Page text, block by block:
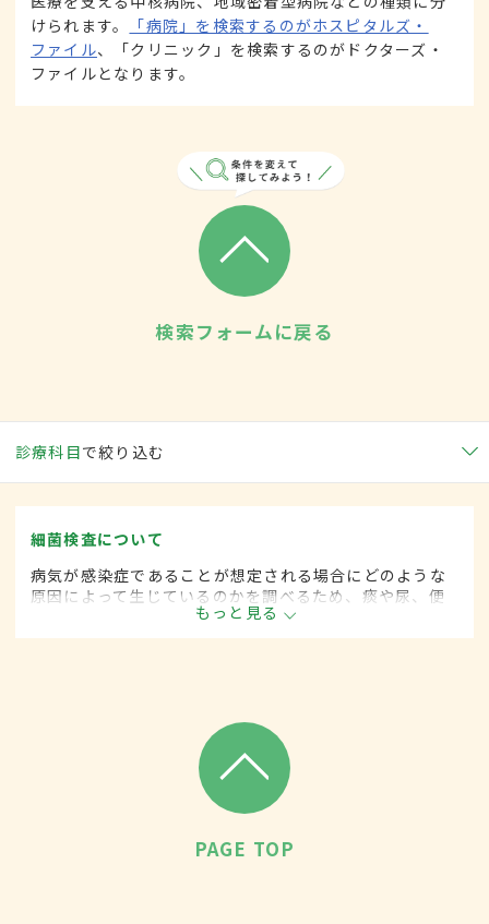
けられます。
「病院」を検索するのがホスピタルズ・
ファイル、「クリニック」を検索するのがドクターズ・
ファイルとなります。
検索フォームに戻る
診療科目で絞り込む
細菌検査について
病気が感染症であることが想定される場合にどのような
原因によって生じているのかを調べるため、痰や尿、便
などの臓器の分泌液や血液などから細菌を検出する検査
のこと。検査には、塗抹検査、培養・同定検査、薬剤感
もっと見る
PAGE TOP